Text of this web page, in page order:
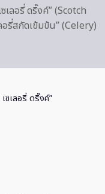
ลอรี่ ดริ๊งค์” (Scotch
รี่สกัดเข้มข้น” (Celery)
ซเลอรี่ ดริ๊งค์”